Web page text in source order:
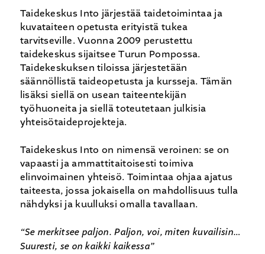
Taidekeskus Into järjestää taidetoimintaa ja
kuvataiteen opetusta erityistä tukea
tarvitseville. Vuonna 2009 perustettu
taidekeskus sijaitsee Turun Pompossa.
Taidekeskuksen tiloissa järjestetään
säännöllistä taideopetusta ja kursseja. Tämän
lisäksi siellä on usean taiteentekijän
työhuoneita ja siellä toteutetaan julkisia
yhteisötaideprojekteja.
Taidekeskus Into on nimensä veroinen: se on
vapaasti ja ammattitaitoisesti toimiva
elinvoimainen yhteisö. Toimintaa ohjaa ajatus
taiteesta, jossa jokaisella on mahdollisuus tulla
nähdyksi ja kuulluksi omalla tavallaan.
“Se merkitsee paljon. Paljon, voi, miten kuvailisin…
Suuresti, se on kaikki kaikessa”